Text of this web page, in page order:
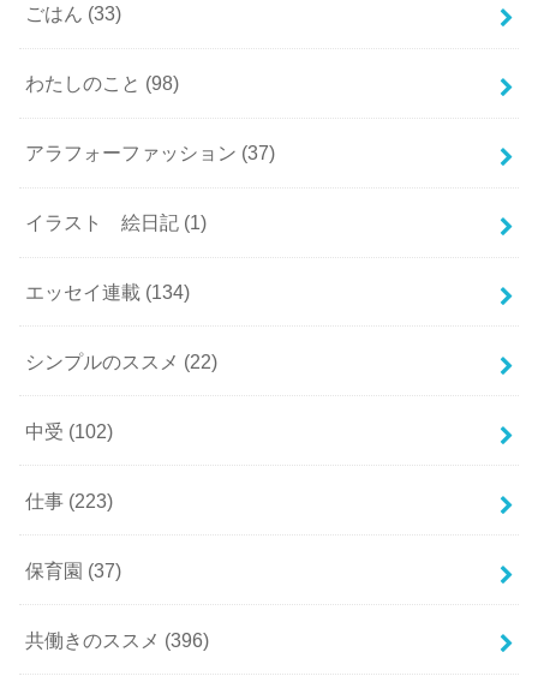
ごはん (33)
わたしのこと (98)
アラフォーファッション (37)
イラスト 絵日記 (1)
エッセイ連載 (134)
シンプルのススメ (22)
中受 (102)
仕事 (223)
保育園 (37)
共働きのススメ (396)